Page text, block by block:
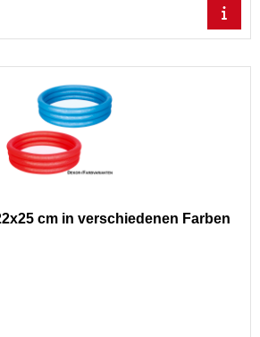
cm in verschiedenen Farben